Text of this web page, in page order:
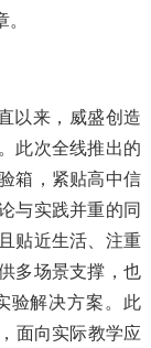
以来，威盛创造
此次全线推出的
箱，紧贴高中信
与实践并重的同
贴近生活、注重
多场景支撑，也
验解决方案。此
面向实际教学应